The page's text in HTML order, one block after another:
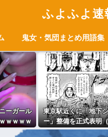
ふよふよ速
鬼女・気団まとめ用語集
ーガール
ｗｗｗｗ
あり)
東京駅近くに「地下
ー」整備を正式表明
あり）